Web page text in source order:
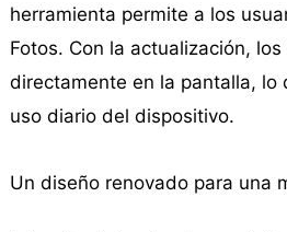
herramienta permite a los
Fotos. Con la actualización,
directamente en la pantalla, lo
uso diario del dispositivo.
Un diseño renovado para una